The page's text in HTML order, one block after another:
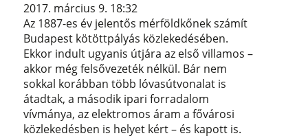
2017. március 9. 18:32
Az 1887-es év jelentős mérföldkőnek számít
Budapest kötöttpályás közlekedésében.
Ekkor indult ugyanis útjára az első villamos –
akkor még felsővezeték nélkül. Bár nem
sokkal korábban több lóvasútvonalat is
átadtak, a második ipari forradalom
vívmánya, az elektromos áram a fővárosi
közlekedésben is helyet kért – és kapott is.